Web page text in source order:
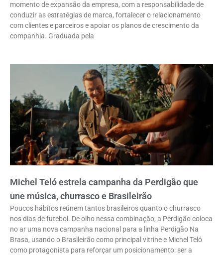
momento de expansão da empresa, com a responsabilidade de
conduzir as estratégias de marca, fortalecer o relacionamento
com clientes e parceiros e apoiar os planos de crescimento da
companhia. Graduada pela
Michel Teló estrela campanha da Perdigão que
une música, churrasco e Brasileirão
Poucos hábitos reúnem tantos brasileiros quanto o churrasco
nos dias de futebol. De olho nessa combinação, a Perdigão coloca
no ar uma nova campanha nacional para a linha Perdigão Na
Brasa, usando o Brasileirão como principal vitrine e Michel Teló
como protagonista para reforçar um posicionamento: ser a